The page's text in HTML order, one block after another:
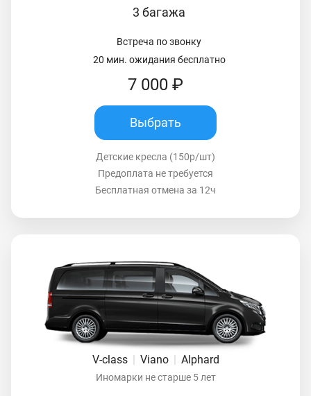
3 багажа
Встреча по звонку
20 мин. ожидания бесплатно
7 000 ₽
Выбрать
Детские кресла (150р/шт)
Предоплата не требуется
Бесплатная отмена за 12ч
V-class Viano Alphard
Иномарки не старше 5 лет